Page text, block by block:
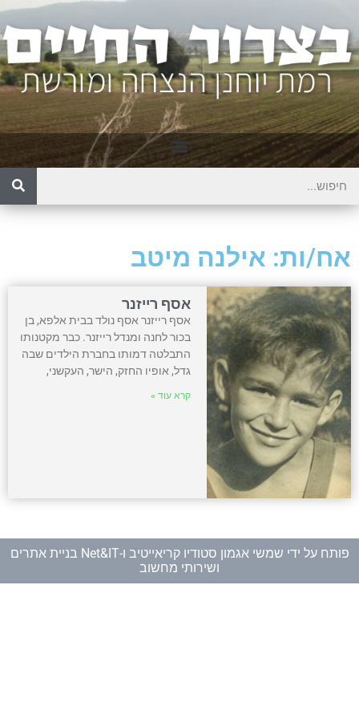
אח/ות: אילנה מיטב
אסף רייזנר
אסף רייזנר אסף נולד בבית אלפא, בן
בכור לחנה ומנדל רייזנר. כבר מקטנותו
התבלטה דמותו בחברת הילדים שבה
גדל, אופיו החזק, הישר, העקשני,
קרא עוד »
פותח על ידי שמשי אגמון סטודיו קריאייטיב ו-
Net&IT בניית אתרים
ושירותי מחשוב